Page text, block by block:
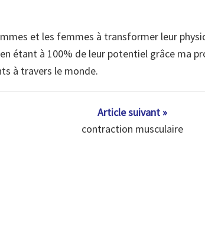
et les femmes à transformer leur
étant à 100% de leur potentiel grâce ma
à travers le monde.
Article suivant »
contraction musculaire